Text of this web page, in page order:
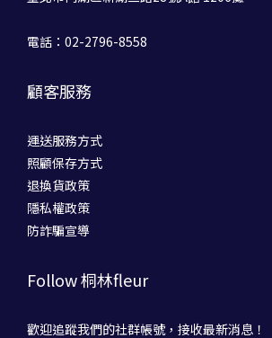
電話：02-2796-8558
顧客服務
運送服務方式
照顧保存方式
退換貨政策
隱私權政策
防詐騙宣導
Follow 桐林fleur
歡迎追蹤我們的社群帳號，接收最新消息！